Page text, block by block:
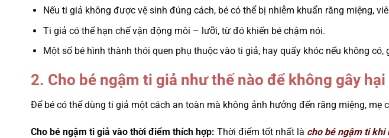
Nếu ti giả không được vệ sinh đúng cách, bé có thể bị nhiễm khuẩn răng miệng,
Ti giả có thể hạn chế vận động môi – lưỡi, từ đó khiến bé chậm nói.
Một số bé hình thành thói quen phụ thuộc vào ti giả, hay quấy khóc nếu không
2. Cho bé ngậm ti giả như thế nào để không gây hại
Để bé có thể dùng ti giả một cách an toàn mà không ảnh hưởng đến răng miệng, mẹ
Cho bé ngậm ti giả vào thời điểm thích hợp: Thời điểm tốt nhất là cho bé ngậm ti khi